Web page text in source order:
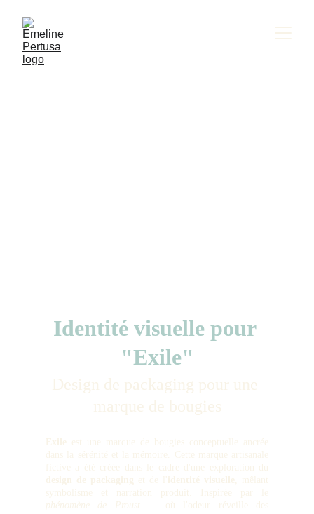
Exile est une marque de bougies conceptuelle ancrée
dans la sérénité et la mémoire. Cette marque artisanale
fictive a été créée dans le cadre d'une exploration du
design de packaging et de l' identité visuelle , mêlant
symbolisme et narration produit. Inspirée par le
phénomène de Proust
— où l'odeur réveille des
Identité visuelle pour
"Exile"
Design de packaging pour une
marque de bougies